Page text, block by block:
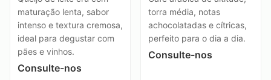
maturação lenta, sabor
intenso e textura cremosa,
ideal para degustar com
pães e vinhos.
Consulte-nos
torra média, notas
achocolatadas e cítricas,
perfeito para o dia a dia.
Consulte-nos